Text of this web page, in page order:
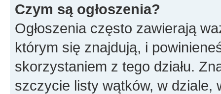
Czym są ogłoszenia?
Ogłoszenia często zawierają
którym się znajdują, i
skorzystaniem z tego działu.
szczycie listy wątków, w dziale,